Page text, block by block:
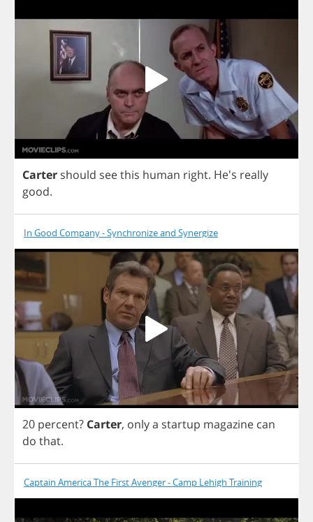
Carter should seethis human right. He's really
good.
In Good Company - Synchronize and Synergize
20 percent? Carter, onlya startup magazine can
do that.
Captain America The First Avenger - Camp Lehigh Training